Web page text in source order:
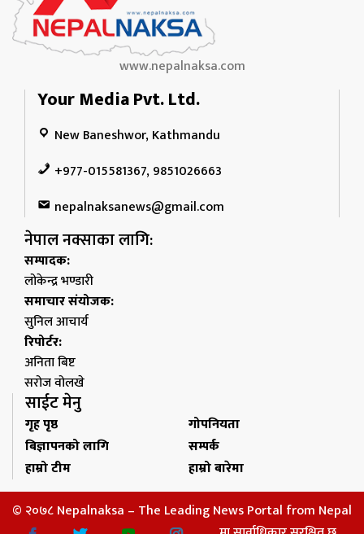
www.nepalnaksa.com
Your Media Pvt. Ltd.
New Baneshwor, Kathmandu
+977-015581367, 9851026663
nepalnaksanews@gmail.com
नेपाल नक्साका लागि:
सम्पादक:
लोकेन्द्र भण्डारी
समाचार संयोजक:
सुनिल आचार्य
रिपोर्टर:
अनिता बिष्ट
सरोज वोलखे
साईट मेनु
गृह पृष्ठ
गोपनियता
बिज्ञापनको लागि
सम्पर्क
हाम्रो टीम
हाम्रो बारेमा
© २०७८ Nepalnaksa – The Leading News Portal from Nepal